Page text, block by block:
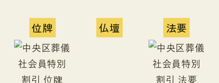
位牌 仏壇 法要